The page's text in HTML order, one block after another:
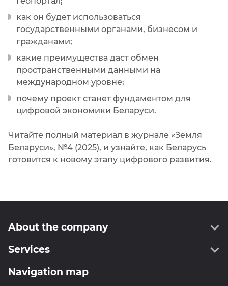
как он будет использоваться
государственными органами, бизнесом и
гражданами;
какие преимущества даст обмен
пространственными данными на
международном уровне;
почему проект станет фундаментом для
цифровой экономики Беларуси.
Читайте полный материал в журнале «Земля
Беларуси», №4 (2025), и узнайте, как Беларусь
готовится к новому этапу цифрового развития.
About the company
About us
Administration
Services
Geodesy
Navigation map